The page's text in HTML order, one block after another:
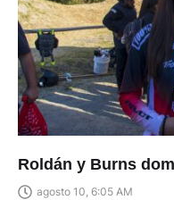
Roldán y Burns
agosto 10, 6:05 AM